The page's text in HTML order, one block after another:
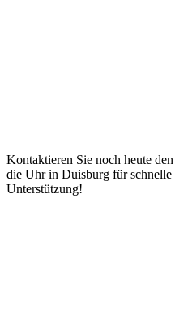
Kontaktieren Sie noch heute
die Uhr in Duisburg für
Unterstützung!